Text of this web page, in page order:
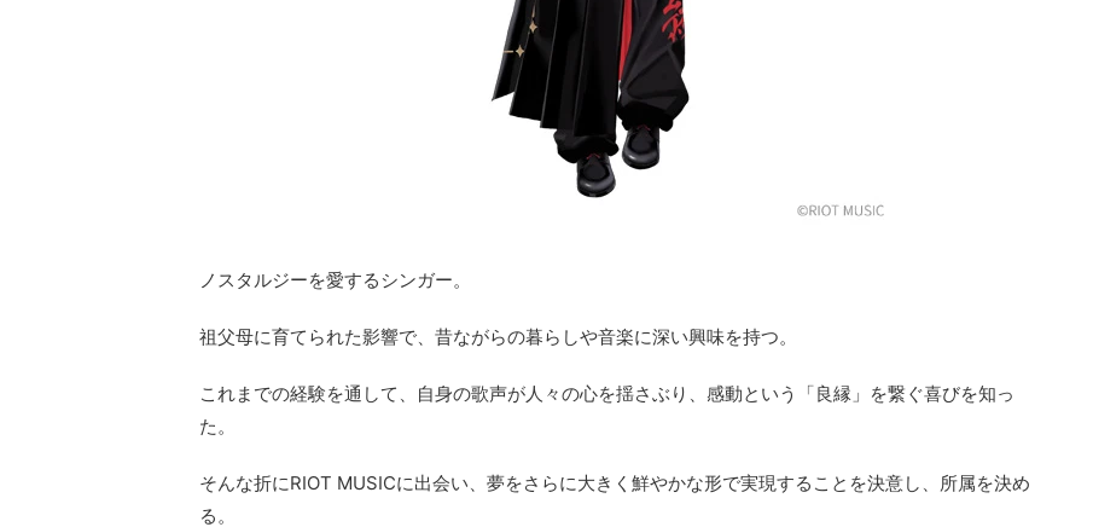
ノスタルジーを愛するシンガー。
祖父母に育てられた影響で、昔ながらの暮らしや音楽に深い興味を持つ。
これまでの経験を通して、自身の歌声が人々の心を揺さぶり、感動という「良縁」を繋ぐ喜びを知っ
た。
そんな折にRIOT MUSICに出会い、夢をさらに大きく鮮やかな形で実現することを決意し、所属を決め
る。